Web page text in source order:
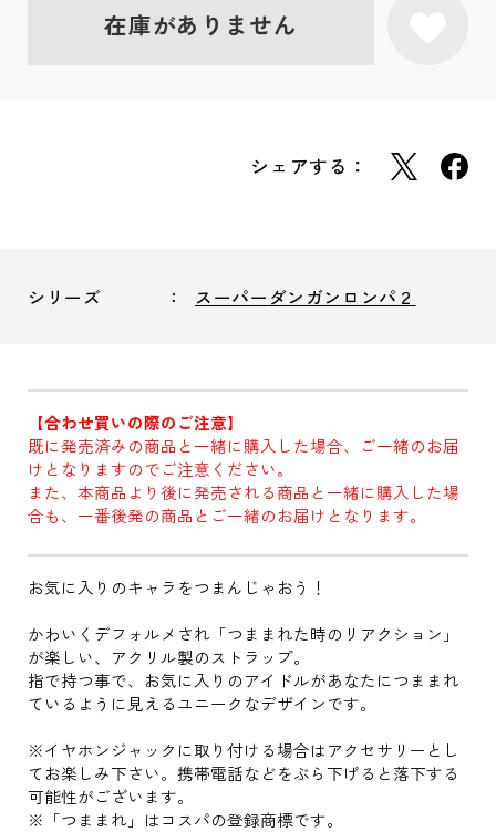
在庫がありません
シェアする：
シリーズ スーパーダンガンロンパ２
【合わせ買いの際のご注意】
既に発売済みの商品と一緒に購入した場合、ご一緒のお届
けとなりますのでご注意ください。
また、本商品より後に発売される商品と一緒に購入した場
合も、一番後発の商品とご一緒のお届けとなります。
お気に入りのキャラをつまんじゃおう！
かわいくデフォルメされ「つままれた時のリアクション」
が楽しい、アクリル製のストラップ。
指で持つ事で、お気に入りのアイドルがあなたにつままれ
ているように見えるユニークなデザインです。
※イヤホンジャックに取り付ける場合はアクセサリーとし
てお楽しみ下さい。携帯電話などをぶら下げると落下する
可能性がございます。
※「つままれ」はコスパの登録商標です。